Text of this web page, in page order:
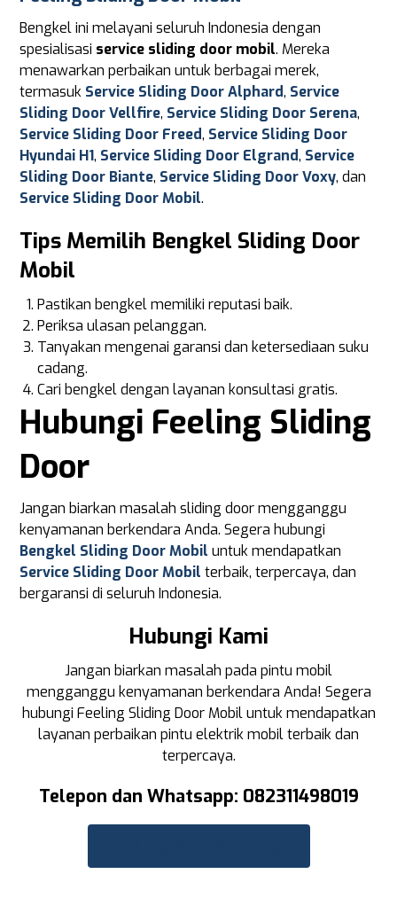
Bengkel ini melayani seluruh Indonesia dengan
spesialisasi service sliding door mobil. Mereka
menawarkan perbaikan untuk berbagai merek,
termasuk Service Sliding Door Alphard, Service
Sliding Door Vellfire, Service Sliding Door Serena,
Service Sliding Door Freed, Service Sliding Door
Hyundai H1, Service Sliding Door Elgrand, Service
Sliding Door Biante, Service Sliding Door Voxy, dan
Service Sliding Door Mobil.
Tips Memilih Bengkel Sliding Door
Mobil
Pastikan bengkel memiliki reputasi baik.
Periksa ulasan pelanggan.
Tanyakan mengenai garansi dan ketersediaan suku
cadang.
Cari bengkel dengan layanan konsultasi gratis.
Hubungi Feeling Sliding
Door
Jangan biarkan masalah sliding door mengganggu
kenyamanan berkendara Anda. Segera hubungi
Bengkel Sliding Door Mobil untuk mendapatkan
Service Sliding Door Mobil terbaik, terpercaya, dan
bergaransi di seluruh Indonesia.
Hubungi Kami
Jangan biarkan masalah pada pintu mobil
mengganggu kenyamanan berkendara Anda! Segera
hubungi Feeling Sliding Door Mobil untuk mendapatkan
layanan perbaikan pintu elektrik mobil terbaik dan
terpercaya.
Telepon dan Whatsapp: 082311498019